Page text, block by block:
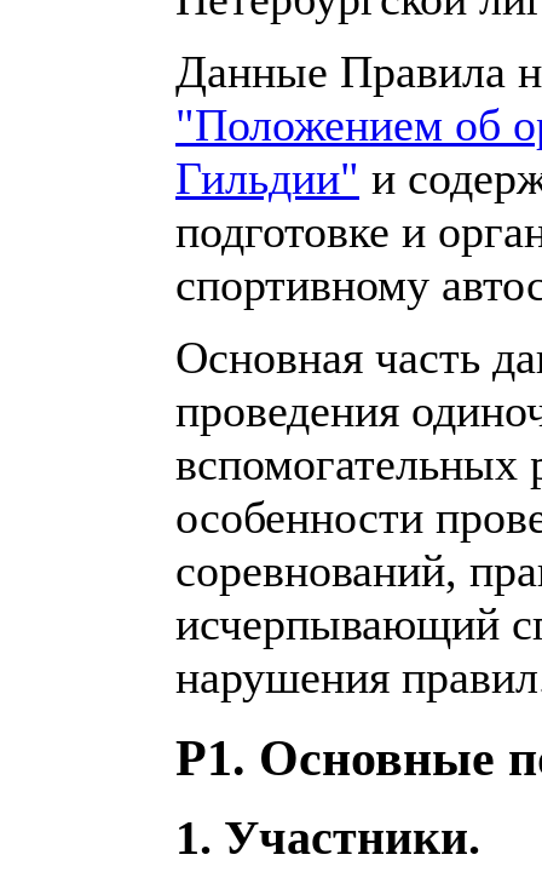
Данные Правила
"Положением об
Гильдии" и
подготовке и
спортивному
Основная часть
проведения
вспомогательных
особенности
соревнований,
исчерпывающий
нарушения
Р1. Основные
1. Участники.